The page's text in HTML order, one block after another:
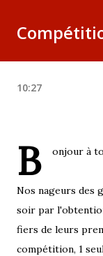
10:27
B onjour à
Nos nageurs des
soir par
fiers de leurs
compétition, 1